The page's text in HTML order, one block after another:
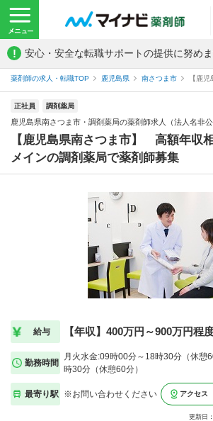
! 安心・安全な転職サポートの提供に努めま
薬剤師の求人・転職TOP 鹿児島県 南さつま市 【鹿
正社員 調剤薬局
鹿児島県南さつま市・調剤薬局の薬剤師求人（法人名非公
【鹿児島県南さつま市】 高額年収
メインの調剤薬局で薬剤師募集
給与 【年収】400万円～900万円程
勤務時間
月火水金:09時00分～18時30分（休憩
時30分（休憩60分）
最寄り駅 ※お問い合わせください アクセス
更新日